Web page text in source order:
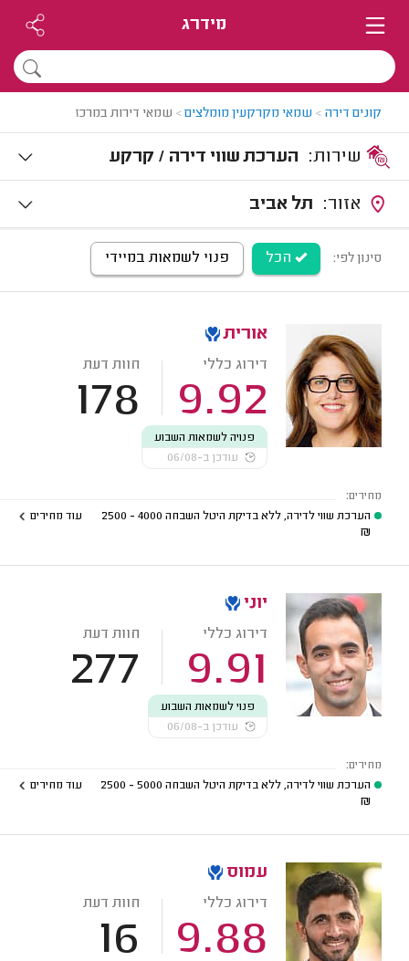
מידרג
קונים דירה > שמאי מקרקעין מומלצים> שמאי דירות במרכז
הערכת שווי דירה / קרקע
תל אביב
סינון לפי: הכל פנוי לשמאות במיידי
אורית
דירוג כללי
9.92
חוות דעת
178
פנויה לשמאות השבוע
עודכן ב-06/08
מחירים:
הערכת שווי לדירה, ללא בדיקת היטל השבחה 4000 - 2500
₪
עוד מחירים
יוני
דירוג כללי
9.91
חוות דעת
277
פנוי לשמאות השבוע
עודכן ב-06/08
מחירים:
הערכת שווי לדירה, ללא בדיקת היטל השבחה 5000 - 2500
₪
עוד מחירים
עמוס
דירוג כללי
9.88
חוות דעת
16